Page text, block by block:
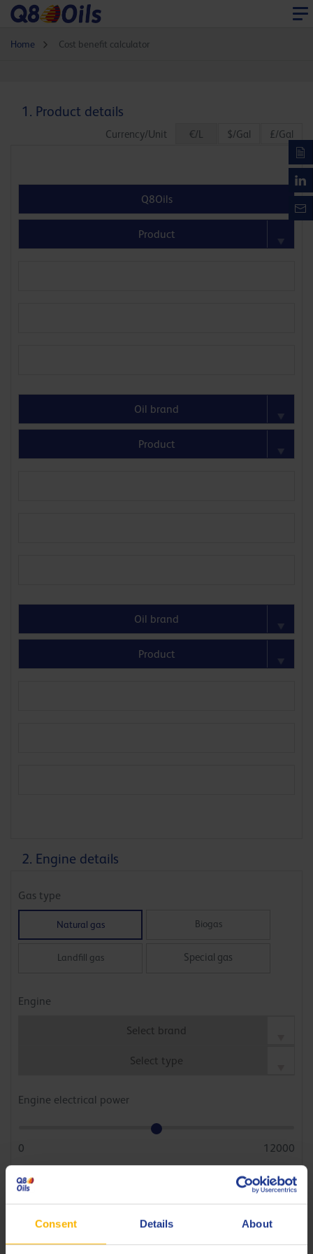
Consent Details About
Home Cost benefit calculator
1. Product details
Currency/Unit €/L $/Gal £/Gal
2. Engine details
Gas type
Natural gas Biogas
Landfill gas Special gas
Engine
Engine electrical power
0 12000
Average efficiency / engine load